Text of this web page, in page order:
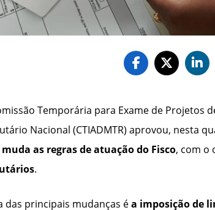
Temporária para Exame de Projetos
Nacional (CTIADMTR) aprovou, nesta
as regras de atuação do Fisco, com o
.
das principais mudanças éa imposição de